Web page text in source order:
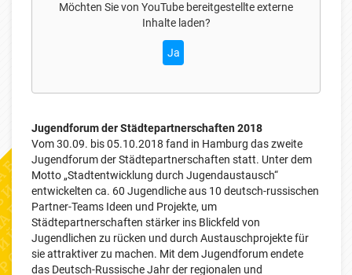
Möchten Sie von YouTube bereitgestellte externe
Inhalte laden?
Ja
Jugendforum der Städtepartnerschaften 2018
Vom 30.09. bis 05.10.2018 fand in Hamburg das zweite
Jugendforum der Städtepartnerschaften statt. Unter dem
Motto „Stadtentwicklung durch Jugendaustausch“
entwickelten ca. 60 Jugendliche aus 10 deutsch-russischen
Partner-Teams Ideen und Projekte, um
Städtepartnerschaften stärker ins Blickfeld von
Jugendlichen zu rücken und durch Austauschprojekte für
sie attraktiver zu machen. Mit dem Jugendforum endete
das Deutsch-Russische Jahr der regionalen und